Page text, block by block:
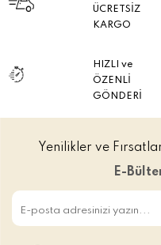
ÜCRETSİZ
KARGO
HIZLI ve
ÖZENLİ
GÖNDERİ
Yenilikler ve
E-